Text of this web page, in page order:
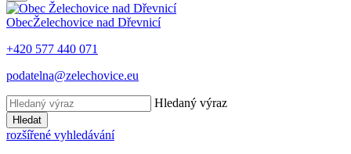
ObecŽelechovice nad Dřevnicí
+420 577 440 071
podatelna@zelechovice.eu
Hledaný výraz
Hledat
rozšířené vyhledávání